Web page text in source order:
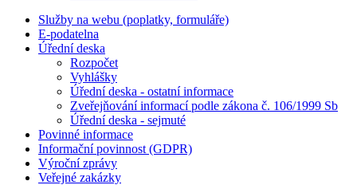
Služby na webu (poplatky, formuláře)
E-podatelna
Úřední deska
Rozpočet
Vyhlášky
Úřední deska - ostatní informace
Zveřejňování informací podle zákona č. 106/1999 Sb
Úřední deska - sejmuté
Povinné informace
Informační povinnost (GDPR)
Výroční zprávy
Veřejné zakázky